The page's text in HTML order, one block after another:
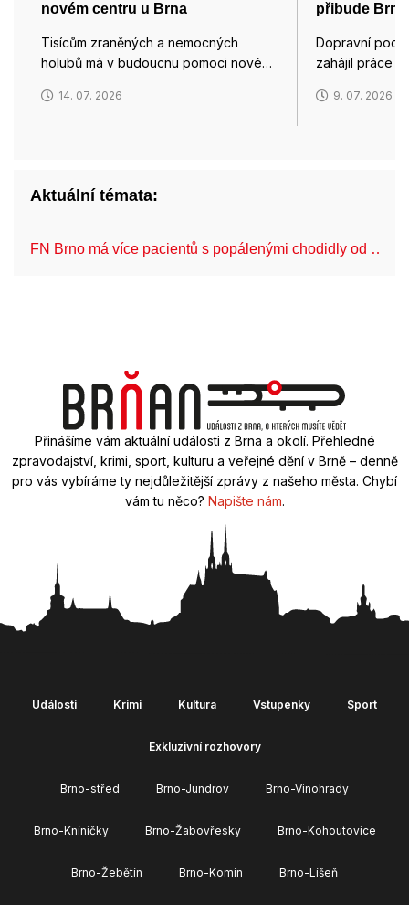
novém centru u Brna
Tisícům zraněných a nemocných
holubů má v budoucnu pomoci nové…
14. 07. 2026
přibude
Dopravní
zahájil práce
9. 07. 2026
Aktuální témata:
FN Brno má více pacientů s popálenými chodidly od …
Přinášíme vám aktuální události z Brna a okolí. Přehledné
zpravodajství, krimi, sport, kulturu a veřejné dění v Brně – denně
pro vás vybíráme ty nejdůležitější zprávy z našeho města. Chybí
vám tu něco? Napište nám.
Události Krimi Kultura Vstupenky Sport
Exkluzivní rozhovory
Brno-střed Brno-Jundrov Brno-Vinohrady
Brno-Kníničky Brno-Žabovřesky Brno-Kohoutovice
Brno-Žebětín Brno-Komín Brno-Líšeň